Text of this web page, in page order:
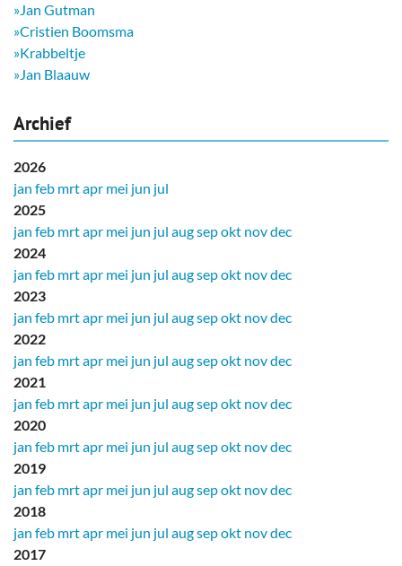
»Jan Gutman
»Cristien Boomsma
»Krabbeltje
»Jan Blaauw
Archief
2026
jan feb mrtapr mei jun jul
2025
jan feb mrtapr mei jun jul augsepokt novdec
2024
jan feb mrtapr mei jun jul augsepokt novdec
2023
jan feb mrtapr mei jun jul augsepokt novdec
2022
jan feb mrtapr mei jun jul augsepokt novdec
2021
jan feb mrtapr mei jun jul augsepokt novdec
2020
jan feb mrtapr mei jun jul augsepokt novdec
2019
jan feb mrtapr mei jun jul augsepokt novdec
2018
jan feb mrtapr mei jun jul augsepokt novdec
2017